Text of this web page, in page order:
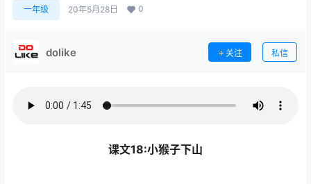
一年级 20年5月28日 0
dolike 关注 私信
课文18:小猴子下山